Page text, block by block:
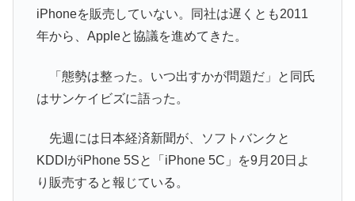
iPhoneを販売していない。同社は遅くとも2011
年から、Appleと協議を進めてきた。
「態勢は整った。いつ出すかが問題だ」と同氏
はサンケイビズに語った。
先週には日本経済新聞が、ソフトバンクと
KDDIがiPhone 5Sと「iPhone 5C」を9月20日よ
り販売すると報じている。